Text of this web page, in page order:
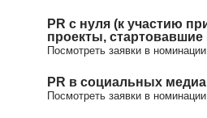
PR с нуля (к участию
проекты, стартовавшие
Посмотреть заявки в
PR в социальных медиа
Посмотреть заявки в